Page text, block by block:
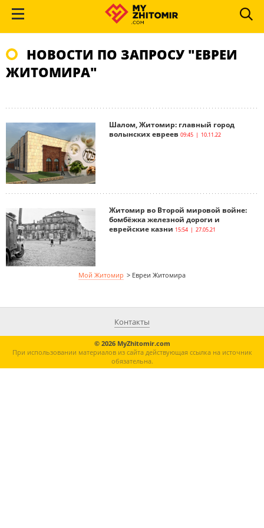
НОВОСТИ ПО ЗАПРОСУ "ЕВРЕИ
ЖИТОМИРА"
Шалом, Житомир: главный город
волынских евреев 09:45 | 10.11.22
Житомир во Второй мировой войне:
бомбёжка железной дороги и
еврейские казни 15:54 | 27.05.21
Мой Житомир > Евреи Житомира
Контакты
© 2026 MyZhitomir.com
При использовании материалов из сайта действующая ссылка на источник
обязательна.